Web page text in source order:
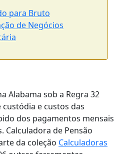
para Bruto
de Negócios
Alabama sob a Regra 32
e custos das
dos pagamentos mensais
Calculadora de Pensão
da coleção Calculadoras